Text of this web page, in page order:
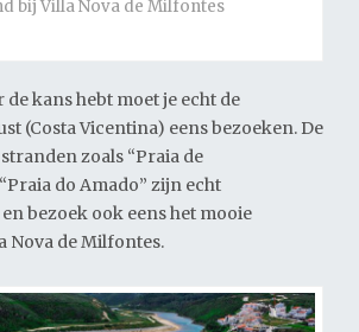
bij Villa Nova de Milfontes
de kans hebt moet je echt de
(Costa Vicentina) eens bezoeken. De
zoals “Praia de
do Amado” zijn echt
bezoek ook eens het mooie
Nova de Milfontes.